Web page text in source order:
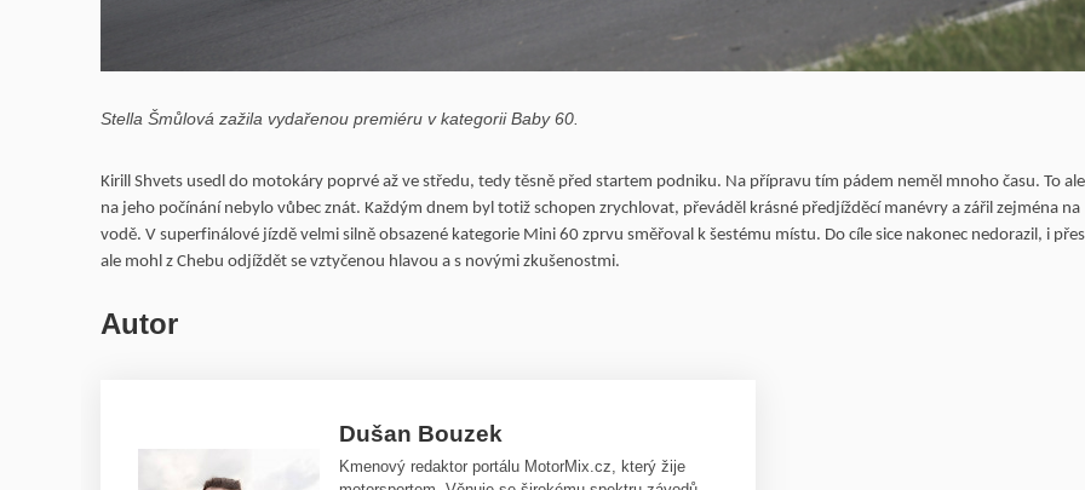
Stella Šmůlová zažila vydařenou premiéru v kategorii Baby 60.
Kirill Shvets usedl do motokáry poprvé až ve středu, tedy těsně před startem podniku. Na přípravu tím pádem neměl mnoho času. To ale
na jeho počínání nebylo vůbec znát. Každým dnem byl totiž schopen zrychlovat, převáděl krásné předjížděcí manévry a zářil zejména na
vodě. V superfinálové jízdě velmi silně obsazené kategorie Mini 60 zprvu směřoval k šestému místu. Do cíle sice nakonec nedorazil, i
ale mohl z Chebu odjíždět se vztyčenou hlavou a s novými zkušenostmi.
Autor
Dušan Bouzek
Kmenový redaktor portálu MotorMix.cz, který žije